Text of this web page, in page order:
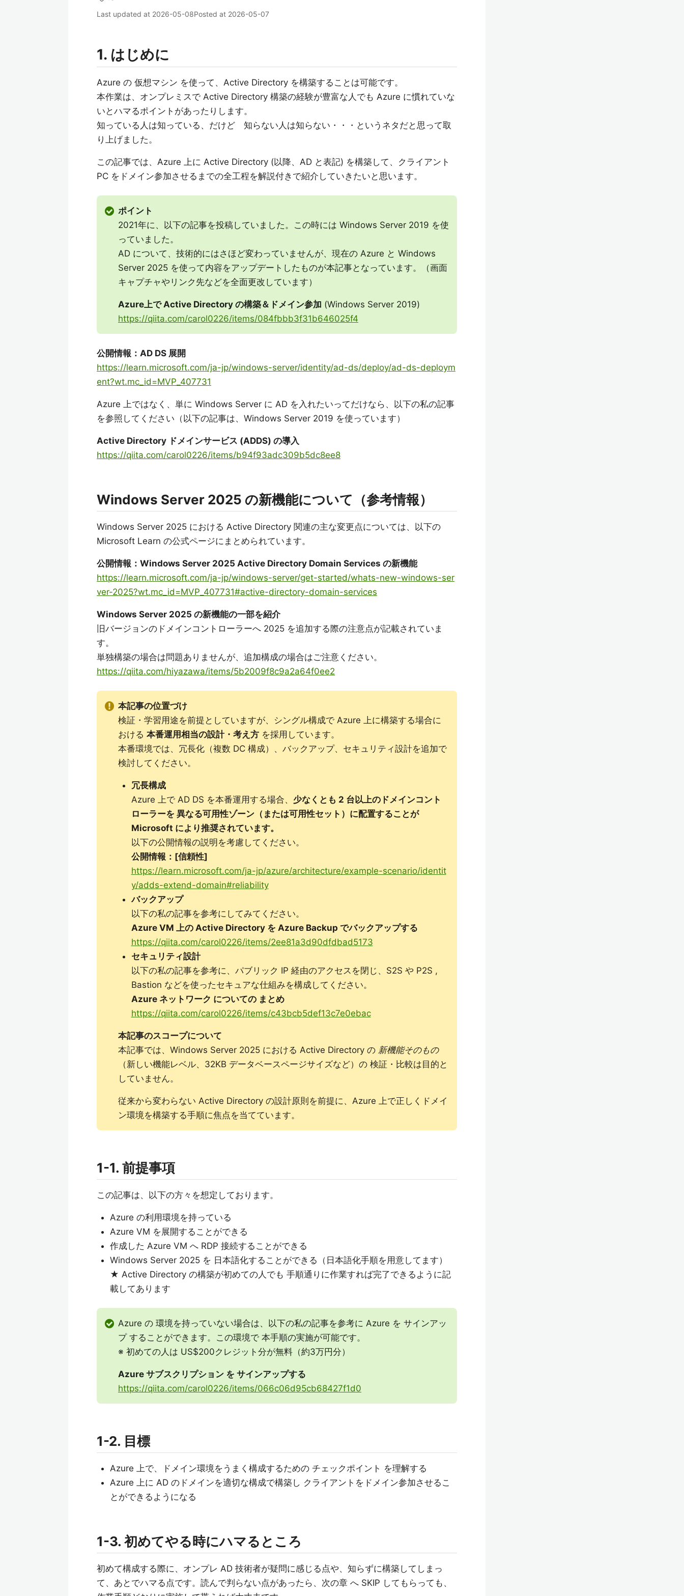
Last updated at 2026-05-08Posted at 2026-05-07
1. はじめに
Azure の 仮想マシン を使って、Active Directory を構築することは可能です。
本作業は、オンプレミスで Active Directory 構築の経験が豊富な人でも Azure に慣れていな
いとハマるポイントがあったりします。
知っている人は知っている、だけど 知らない人は知らない・・・というネタだと思って取
り上げました。
この記事では、Azure 上に Active Directory (以降、AD と表記) を構築して、クライアント
PC をドメイン参加させるまでの全工程を解説付きで紹介していきたいと思います。
ポイント
2021年に、以下の記事を投稿していました。この時には Windows Server 2019 を使
っていました。
AD について、技術的にはさほど変わっていませんが、現在の Azure と Windows
Server 2025 を使って内容をアップデートしたものが本記事となっています。（画面
キャプチャやリンク先などを全面更改しています）
Azure上で Active Directory の構築＆ドメイン参加 (Windows Server 2019)
https://qiita.com/carol0226/items/084fbbb3f31b646025f4
公開情報：AD DS 展開
https://learn.microsoft.com/ja-jp/windows-server/identity/ad-ds/deploy/ad-ds-deploym
ent?wt.mc_id=MVP_407731
Azure 上ではなく、単に Windows Server に AD を入れたいってだけなら、以下の私の記事
を参照してください（以下の記事は、Windows Server 2019 を使っています）
Active Directory ドメインサービス (ADDS) の導入
https://qiita.com/carol0226/items/b94f93adc309b5dc8ee8
Windows Server 2025 の新機能について（参考情報）
Windows Server 2025 における Active Directory 関連の主な変更点については、以下の
Microsoft Learn の公式ページにまとめられています。
公開情報：Windows Server 2025 Active Directory Domain Services の新機能
https://learn.microsoft.com/ja-jp/windows-server/get-started/whats-new-windows-ser
ver-2025?wt.mc_id=MVP_407731#active-directory-domain-services
Windows Server 2025 の新機能の一部を紹介
旧バージョンのドメインコントローラーへ 2025 を追加する際の注意点が記載されていま
す。
単独構築の場合は問題ありませんが、追加構成の場合はご注意ください。
https://qiita.com/hiyazawa/items/5b2009f8c9a2a64f0ee2
本記事の位置づけ
検証・学習用途を前提としていますが、シングル構成で Azure 上に構築する場合に
おける 本番運用相当の設計・考え方 を採用しています。
本番環境では、冗長化（複数 DC 構成）、バックアップ、セキュリティ設計を追加で
検討してください。
冗長構成
Azure 上で AD DS を本番運用する場合、 少なくとも 2 台以上のドメインコント
ローラーを 異なる可用性ゾーン（または可用性セット）に配置することが
Microsoft により推奨されています。
以下の公開情報の説明を考慮してください。
公開情報：[信頼性]
https://learn.microsoft.com/ja-jp/azure/architecture/example-scenario/identit
y/adds-extend-domain#reliability
バックアップ
以下の私の記事を参考にしてみてください。
Azure VM 上の Active Directory を Azure Backup でバックアップする
https://qiita.com/carol0226/items/2ee81a3d90dfdbad5173
セキュリティ設計
以下の私の記事を参考に、パブリック IP 経由のアクセスを閉じ、S2S や P2S ,
Bastion などを使ったセキュアな仕組みを構成してください。
Azure ネットワーク についての まとめ
https://qiita.com/carol0226/items/c43bcb5def13c7e0ebac
本記事のスコープについて
本記事では、Windows Server 2025 における Active Directory の 新機能そのもの
（新しい機能レベル、32KB データベースページサイズなど）の 検証・比較は目的と
していません。
従来から変わらない Active Directory の設計原則を前提に、Azure 上で正しくドメイ
ン環境を構築する手順に焦点を当てています。
1-1. 前提事項
この記事は、以下の方々を想定しております。
Azure の利用環境を持っている
Azure VM を展開することができる
作成した Azure VM へ RDP 接続することができる
Windows Server 2025 を 日本語化することができる（日本語化手順を用意してます）
★ Active Directory の構築が初めての人でも 手順通りに作業すれば完了できるように記
載してあります
Azure の 環境を持っていない場合は、以下の私の記事を参考に Azure を サインアッ
プ することができます。この環境で 本手順の実施が可能です。
※ 初めての人は US$200クレジット分が無料（約3万円分）
Azure サブスクリプション を サインアップする
https://qiita.com/carol0226/items/066c06d95cb68427f1d0
1-2. 目標
Azure 上で、ドメイン環境をうまく構成するための チェックポイント を理解する
Azure 上に AD のドメインを適切な構成で構築し クライアントをドメイン参加させるこ
とができるようになる
1-3. 初めてやる時にハマるところ
初めて構成する際に、オンプレ AD 技術者が疑問に感じる点や、知らずに構築してしまっ
て、あとでハマる点です。読んで判らない点があったら、次の章 へ SKIP してもらっても、